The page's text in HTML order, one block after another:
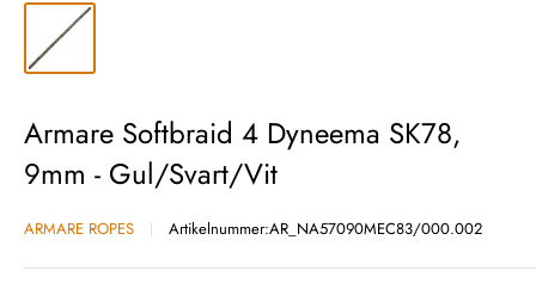
Armare Softbraid 4 Dyneema SK78,
9mm - Gul/Svart/Vit
ARMARE ROPES Artikelnummer:AR_NA57090MEC83/000.002